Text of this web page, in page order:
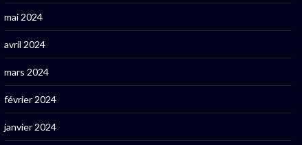
mai 2024
avril 2024
mars 2024
février 2024
janvier 2024